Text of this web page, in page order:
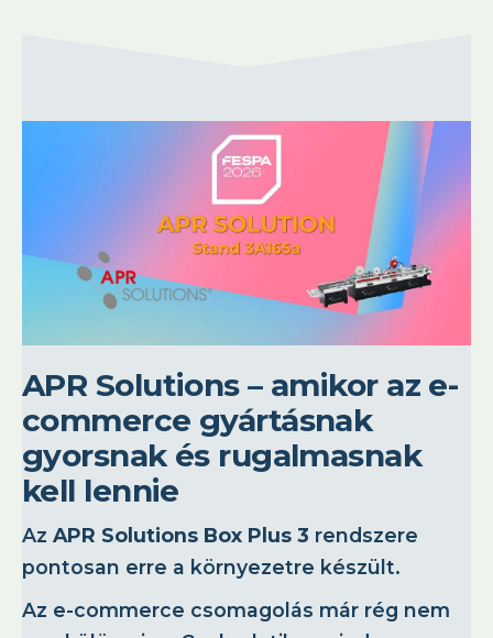
APR Solutions – amikor az e-
commerce gyártásnak
gyorsnak és rugalmasnak
kell lennie
Az APR Solutions Box Plus 3 rendszere
pontosan erre a környezetre készült.
Az e-commerce csomagolás már rég nem